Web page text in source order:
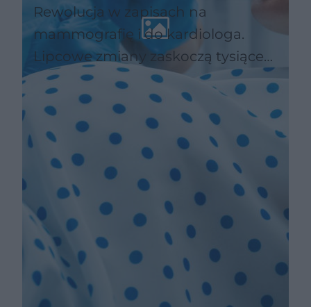
Rewolucja w zapisach na
mammografię i do kardiologa.
Lipcowe zmiany zaskoczą tysiące
pacjentów